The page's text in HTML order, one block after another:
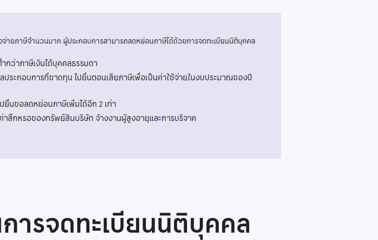
ายภาษีจำนวนมาก ผู้ประกอบการสามารถลดหย่อนภาษีได้ด้วยการจดทะเบียนนิติบุคคล
กว่าภาษีเงินได้บุคคลธรรมดา
ประกอบการที่ขาดทุน ไปยื่นตอนเสียภาษีเพื่อเป็นค่าใช้จ่ายในงบประมาณของปี
ยื่นขอลดหย่อนภาษีเพิ่มได้อีก 2 เท่า
สึกหรอของทรัพย์สินบริษัท จ้างงานผู้สูงอายุและการบริจาค
ารจดทะเบียนนิติบุคคล